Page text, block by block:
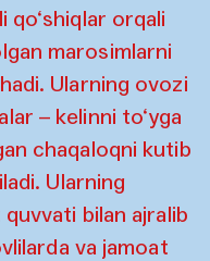
qo‘shiqlar orqali
marosimlarni
Ularning ovozi
– kelinni to‘yga
chaqaloqni kutib
Ularning
bilan ajralib
va jamoat